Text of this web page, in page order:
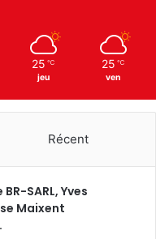
25 ℃
jeu
25 ℃
ven
Récent
SARL, Yves
Maixent